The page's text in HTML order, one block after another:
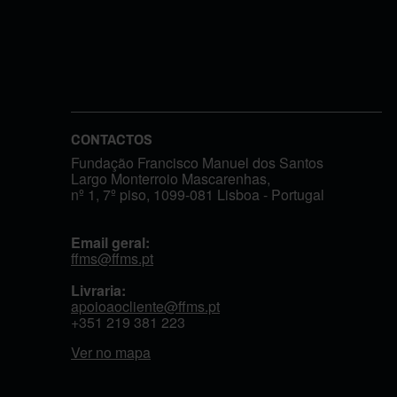
CONTACTOS
Fundação Francisco Manuel dos Santos
Largo Monterroio Mascarenhas,
nº 1, 7º piso, 1099-081 Lisboa - Portugal
Email geral:
ffms@ffms.pt
Livraria:
apoioaocliente@ffms.pt
+351 219 381 223
Ver no mapa